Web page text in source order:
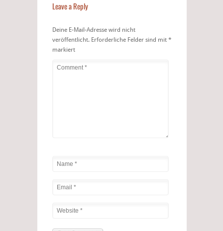
Leave a Reply
Deine E-Mail-Adresse wird nicht
veröffentlicht. Erforderliche Felder sind mit *
markiert